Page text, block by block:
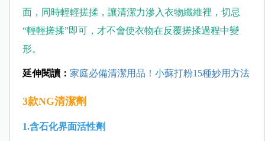
面，同時輕輕搓揉，讓清潔力滲入衣物纖維裡，切忌
“輕輕搓揉”即可，才不會使衣物在反覆搓揉過程中變
形。
延伸閱讀： 家庭必備清潔用品！小蘇打粉15種妙用方法
3款NG清潔劑
1.含石化界面活性劑